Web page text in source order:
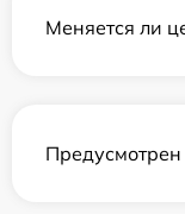
Меняется ли